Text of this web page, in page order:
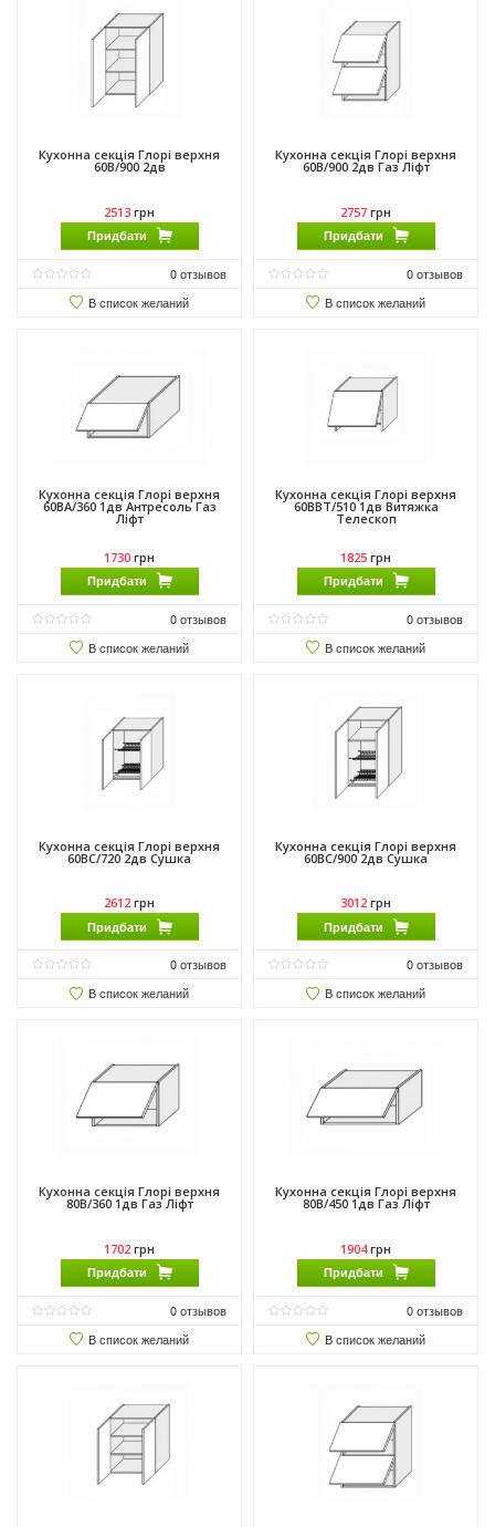
Кухонна секція Глорі верхня
60В/900 2дв
2513 грн
Придбати
0отзывов
В список желаний
Кухонна секція Глорі верхня
60В/900 2дв Газ Ліфт
2757 грн
Придбати
0отзывов
В список желаний
Кухонна секція Глорі верхня
60ВА/360 1дв Антресоль Газ
Ліфт
1730 грн
Придбати
0отзывов
В список желаний
Кухонна секція Глорі верхня
60ВВТ/510 1дв Витяжка
Телескоп
1825 грн
Придбати
0отзывов
В список желаний
Кухонна секція Глорі верхня
60ВС/720 2дв Сушка
2612 грн
Придбати
0отзывов
В список желаний
Кухонна секція Глорі верхня
60ВС/900 2дв Сушка
3012 грн
Придбати
0отзывов
В список желаний
Кухонна секція Глорі верхня
80В/360 1дв Газ Ліфт
1702 грн
Придбати
0отзывов
В список желаний
Кухонна секція Глорі верхня
80В/450 1дв Газ Ліфт
1904грн
Придбати
0отзывов
В список желаний